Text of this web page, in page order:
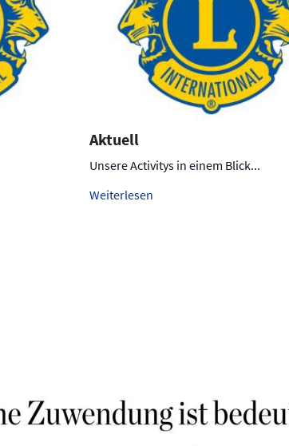
Aktuell
Unsere Activitys in einem Blick...
Weiterlesen